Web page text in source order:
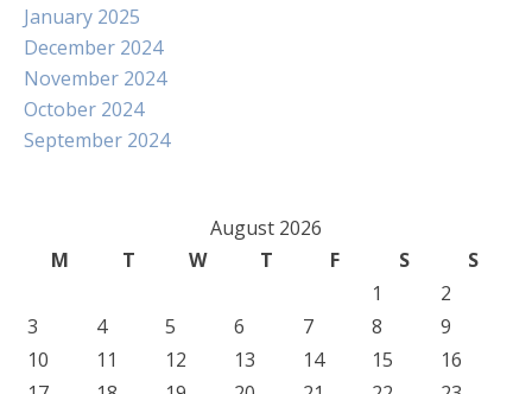
January 2025
December 2024
November 2024
October 2024
September 2024
August 2026
M
T W T F S
S
1
2
3
4 5 6 7 8
9
10
11 12 13 14 15
16